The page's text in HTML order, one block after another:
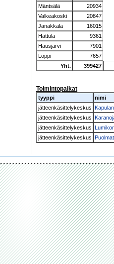
Mäntsälä
20934
Valkeakoski
20847
Janakkala
16015
Hattula
9361
Hausjärvi
7901
Loppi
7657
Yht.
399427
Toimintopaikat
tyyppi
nimi
jätteenkäsittelykeskus
jätteenkäsittelykeskus
jätteenkäsittelykeskus
jätteenkäsittelykeskus